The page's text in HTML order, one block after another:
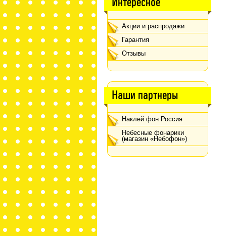
Акции и распродажи
Гарантия
Отзывы
Наши партнеры
Наклей фон Россия
Небесные фонарики
(магазин «Небофон»)